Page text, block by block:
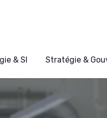
& SI Stratégie &